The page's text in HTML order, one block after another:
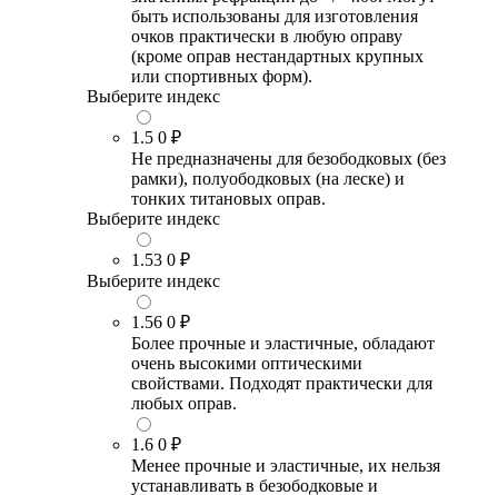
быть использованы для изготовления
очков практически в любую оправу
(кроме оправ нестандартных крупных
или спортивных форм).
Выберите индекс
1.5 0 ₽
Не предназначены для безободковых (без
рамки), полуободковых (на леске) и
тонких титановых оправ.
Выберите индекс
1.53 0 ₽
Выберите индекс
1.56 0 ₽
Более прочные и эластичные, обладают
очень высокими оптическими
свойствами. Подходят практически для
любых оправ.
1.6 0 ₽
Менее прочные и эластичные, их нельзя
устанавливать в безободковые и